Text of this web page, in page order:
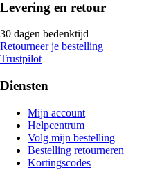
Levering en retour
30 dagen bedenktijd
Retourneer je bestelling
Trustpilot
Diensten
Mijn account
Helpcentrum
Volg mijn bestelling
Bestelling retourneren
Kortingscodes